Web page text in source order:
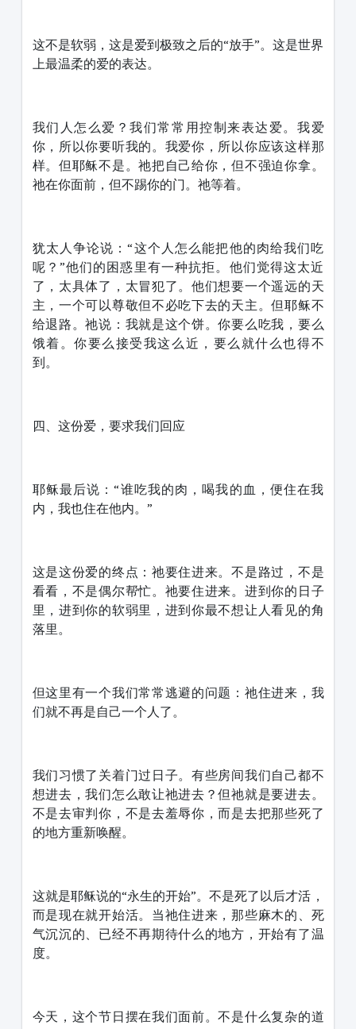
这不是软弱，这是爱到极致之后的“放手”。这是世界
上最温柔的爱的表达。
我们人怎么爱？我们常常用控制来表达爱。我爱
你，所以你要听我的。我爱你，所以你应该这样那
样。但耶稣不是。祂把自己给你，但不强迫你拿。
祂在你面前，但不踢你的门。祂等着。
犹太人争论说：“这个人怎么能把他的肉给我们吃
呢？”他们的困惑里有一种抗拒。他们觉得这太近
了，太具体了，太冒犯了。他们想要一个遥远的天
主，一个可以尊敬但不必吃下去的天主。但耶稣不
给退路。祂说：我就是这个饼。你要么吃我，要么
饿着。你要么接受我这么近，要么就什么也得不
到。
四、这份爱，要求我们回应
耶稣最后说：“谁吃我的肉，喝我的血，便住在我
内，我也住在他内。”
这是这份爱的终点：祂要住进来。不是路过，不是
看看，不是偶尔帮忙。祂要住进来。进到你的日子
里，进到你的软弱里，进到你最不想让人看见的角
落里。
但这里有一个我们常常逃避的问题：祂住进来，我
们就不再是自己一个人了。
我们习惯了关着门过日子。有些房间我们自己都不
想进去，我们怎么敢让祂进去？但祂就是要进去。
不是去审判你，不是去羞辱你，而是去把那些死了
的地方重新唤醒。
这就是耶稣说的“永生的开始”。不是死了以后才活，
而是现在就开始活。当祂住进来，那些麻木的、死
气沉沉的、已经不再期待什么的地方，开始有了温
度。
今天，这个节日摆在我们面前。不是什么复杂的道